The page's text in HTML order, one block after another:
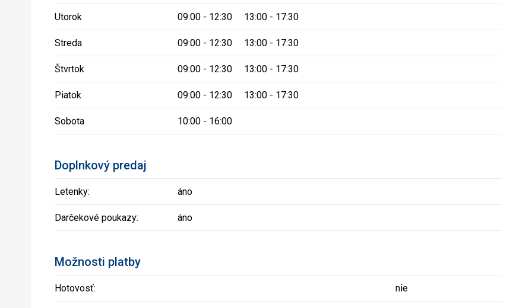
Utorok 09:00 - 12:30 13:00 - 17:30
Streda 09:00 - 12:30 13:00 - 17:30
Štvrtok 09:00 - 12:30 13:00 - 17:30
Piatok 09:00 - 12:30 13:00 - 17:30
Sobota 10:00 - 16:00
Doplnkový predaj
Letenky: áno
Darčekové poukazy: áno
Možnosti platby
Hotovosť: nie